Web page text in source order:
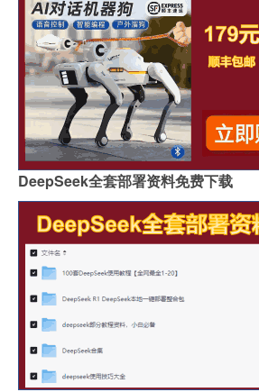
DeepSeek全套部署资料免费下载